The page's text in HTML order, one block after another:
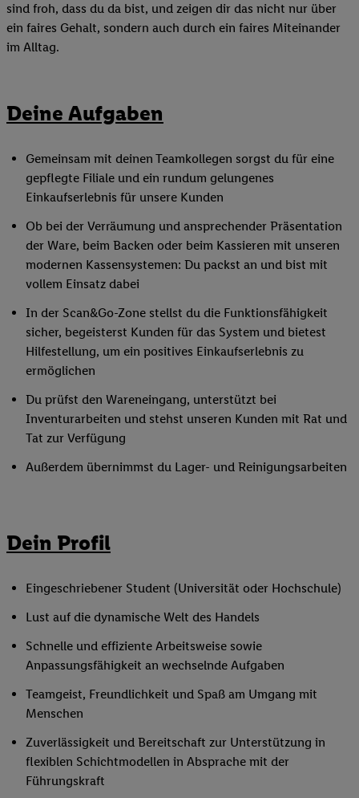
sind froh, dass du da bist, und zeigen dir das nicht nur über
ein faires Gehalt, sondern auch durch ein faires Miteinander
im Alltag.
Deine Aufgaben
Gemeinsam mit deinen Teamkollegen sorgst du für eine
gepflegte Filiale und ein rundum gelungenes
Einkaufserlebnis für unsere Kunden
Ob bei der Verräumung und ansprechender Präsentation
der Ware, beim Backen oder beim Kassieren mit unseren
modernen Kassensystemen: Du packst an und bist mit
vollem Einsatz dabei
In der Scan&Go-Zone stellst du die Funktionsfähigkeit
sicher, begeisterst Kunden für das System und bietest
Hilfestellung, um ein positives Einkaufserlebnis zu
ermöglichen
Du prüfst den Wareneingang, unterstützt bei
Inventurarbeiten und stehst unseren Kunden mit Rat und
Tat zur Verfügung
Außerdem übernimmst du Lager- und Reinigungsarbeiten
Dein Profil
Eingeschriebener Student (Universität oder Hochschule)
Lust auf die dynamische Welt des Handels
Schnelle und effiziente Arbeitsweise sowie
Anpassungsfähigkeit an wechselnde Aufgaben
Teamgeist, Freundlichkeit und Spaß am Umgang mit
Menschen
Zuverlässigkeit und Bereitschaft zur Unterstützung in
flexiblen Schichtmodellen in Absprache mit der
Führungskraft